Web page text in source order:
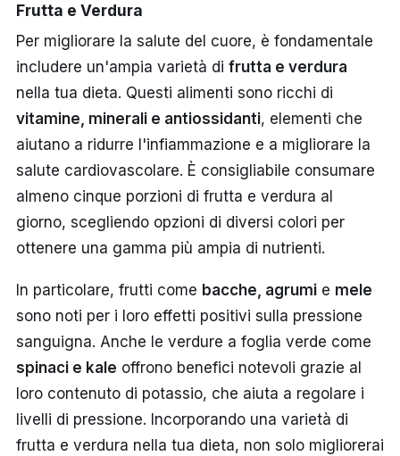
Frutta e Verdura
Per migliorare la salute del cuore, è fondamentale
includere un'ampia varietà di frutta e verdura
nella tua dieta. Questi alimenti sono ricchi di
vitamine, minerali e antiossidanti, elementi che
aiutano a ridurre l'infiammazione e a migliorare la
salute cardiovascolare. È consigliabile consumare
almeno cinque porzioni di frutta e verdura al
giorno, scegliendo opzioni di diversi colori per
ottenere una gamma più ampia di nutrienti.
In particolare, frutti come bacche, agrumie mele
sono noti per i loro effetti positivi sulla pressione
sanguigna. Anche le verdure a foglia verde come
spinaci e kale offrono benefici notevoli grazie al
loro contenuto di potassio, che aiuta a regolare i
livelli di pressione. Incorporando una varietà di
frutta e verdura nella tua dieta, non solo migliorerai